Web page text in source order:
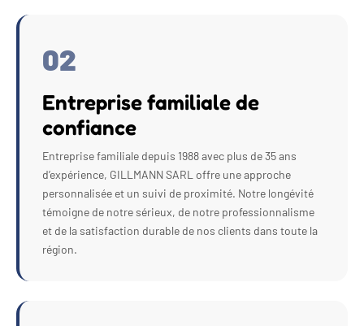
02
Entreprise familiale de
confiance
Entreprise familiale depuis 1988 avec plus de 35 ans
d’expérience, GILLMANN SARL offre une approche
personnalisée et un suivi de proximité. Notre longévité
témoigne de notre sérieux, de notre professionnalisme
et de la satisfaction durable de nos clients dans toute la
région.